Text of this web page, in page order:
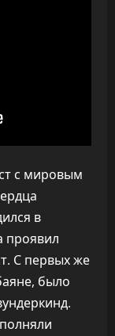
с мировым
в
проявил
С первых же
было